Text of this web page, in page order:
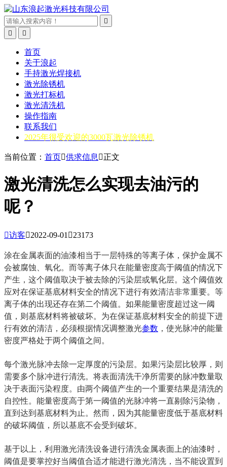



首页
关于浪起
手持激光焊接机
激光除锈机
激光打标机
激光清洗机
操作指南
联系我们
2025年很受欢迎的3000瓦激光除锈机
当前位置： 首页供求信息 正文
激光清洗怎么实现去油污的
呢？
访客2022-09-01 23173
涂在金属表面的油漆相当于一层特殊的等离子体，保护金属不
会被腐蚀、氧化。而等离子体只在能量密度高于阈值的情况下
产生，这个阈值取决于被去除的污染层或氧化层。这个阈值效
应对在保证基底材料安全的情况下进行有效清洁非常重要。等
离子体的出现还存在第二个阈值。如果能量密度超过这一阈
值，则基底材料将被破坏。为在保证基底材料安全的前提下进
行有效的清洁，必须根据情况调整激光参数 ，使光脉冲的能量
密度严格处于两个阈值之间。
每个激光脉冲去除一定厚度的污染层。如果污染层比较厚，则
需要多个脉冲进行清洗。将表面清洗干净所需要的脉冲数量取
决于表面污染程度。由两个阈值产生的一个重要结果是清洗的
自控性。能量密度高于第一阈值的光脉冲将一直剔除污染物，
直到达到基底材料为止。然而，因为其能量密度低于基底材料
的破坏阈值，所以基底不会受到破坏。
基于以上，利用激光清洗设备进行清洗金属表面上的油漆时，
阈值是要掌控好当阈值合适才能进行激光清洗，当不能设置到